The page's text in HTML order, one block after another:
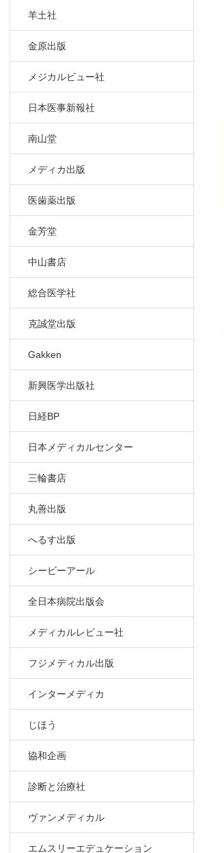
羊土社
金原出版
メジカルビュー社
日本医事新報社
南山堂
メディカ出版
医歯薬出版
金芳堂
中山書店
総合医学社
克誠堂出版
Gakken
新興医学出版社
日経BP
日本メディカルセンター
三輪書店
丸善出版
へるす出版
シービーアール
全日本病院出版会
メディカルレビュー社
フジメディカル出版
インターメディカ
じほう
協和企画
診断と治療社
ヴァンメディカル
エムスリーエデュケーション